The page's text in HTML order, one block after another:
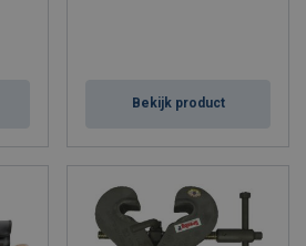
Bekijk product